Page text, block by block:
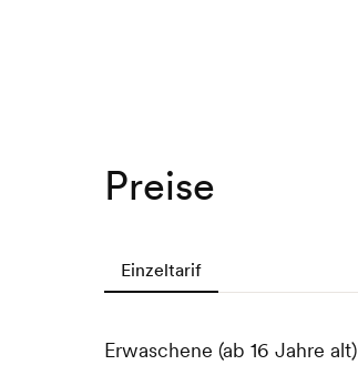
Preise
Einzeltarif
Erwaschene (ab 16 Jahre alt)